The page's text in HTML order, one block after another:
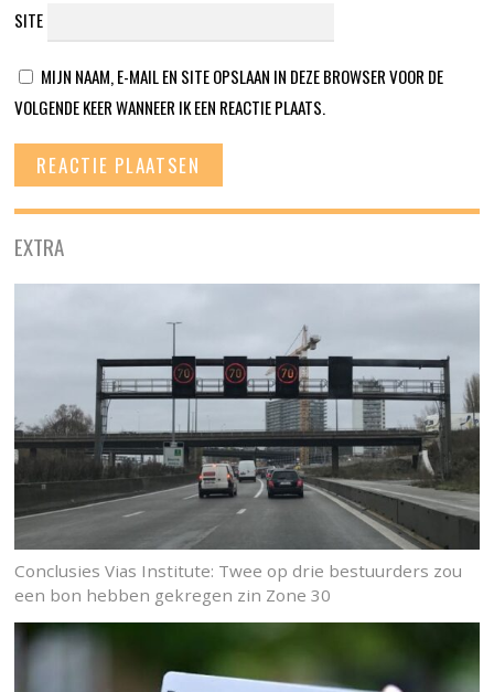
SITE
MIJN NAAM, E-MAIL EN SITE OPSLAAN IN DEZE BROWSER VOOR DE
VOLGENDE KEER WANNEER IK EEN REACTIE PLAATS.
EXTRA
Conclusies Vias Institute: Twee op drie bestuurders zou
een bon hebben gekregen zin Zone 30